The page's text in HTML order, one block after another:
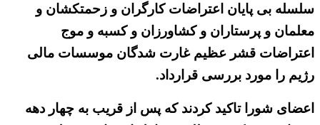
سلسله بی پایان اعتراضات کارگران و زحمتکشان و
معلمان و پرستاران و کشاورزان و کسبه و موج
اعتراضات قشر عظیم غارت شدگان موسسات مالی
رژیم را مورد بررسی قرارداد.
اعضای شورا تاکید کردند که پس از قریب به چهار دهه